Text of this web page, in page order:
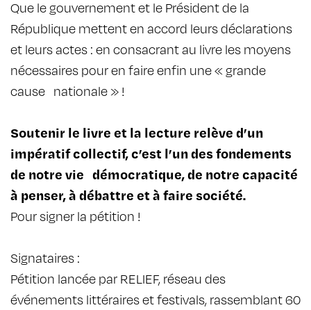
Que le gouvernement et le Président de la
République mettent en accord leurs déclarations
et leurs actes : en consacrant au livre les moyens
nécessaires pour en faire enfin une « grande
cause nationale » !
Soutenir le livre et la lecture relève d’un
impératif collectif, c’est l’un des fondements
de notre vie démocratique, de notre capacité
à penser, à débattre et à faire société.
Pour signer la pétition !
Signataires :
Pétition lancée par RELIEF, réseau des
événements littéraires et festivals, rassemblant 60